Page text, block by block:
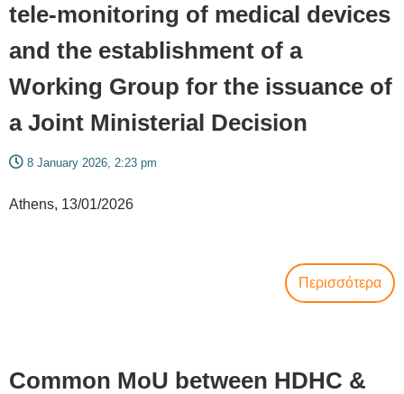
tele-monitoring of medical devices
and the establishment of a
Working Group for the issuance of
a Joint Ministerial Decision
8 January 2026, 2:23 pm
Athens, 13/01/2026
Περισσότερα
Common MoU between HDHC &